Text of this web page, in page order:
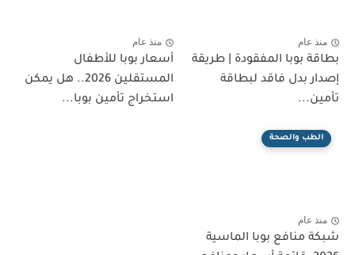
منذ عام
بطاقة بوبا المفقودة | طريقة
إصدار بدل فاقد لبطاقة
تأمين...
منذ عام
أسعار بوبا للأطفال
المستقلين 2026.. هل يمكن
استخراج تأمين بوبا...
الطب والصحة
منذ عام
شبكة منافع بوبا الماسية